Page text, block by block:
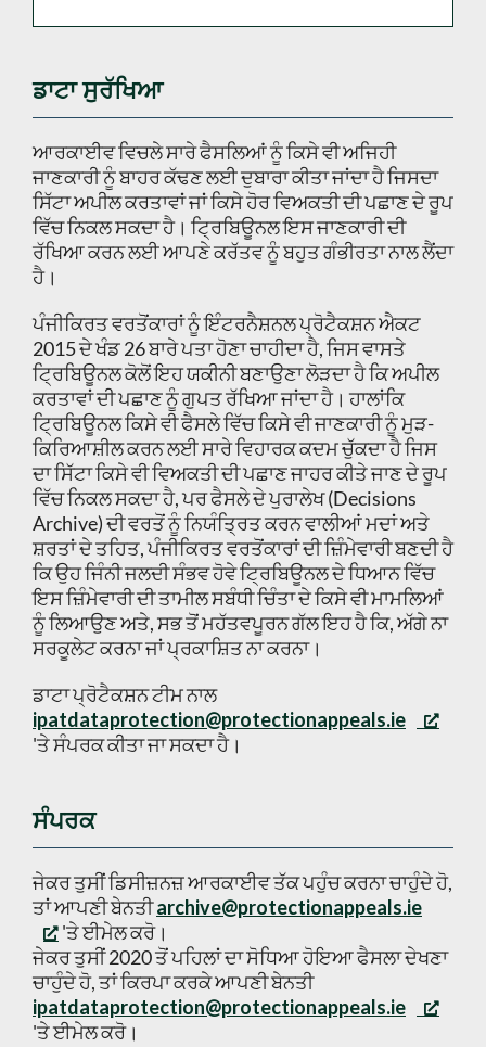
ਡਾਟਾ ਸੁਰੱਖਿਆ
ਆਰਕਾਈਵ ਵਿਚਲੇ ਸਾਰੇ ਫੈਸਲਿਆਂ ਨੂੰ ਕਿਸੇ ਵੀ ਅਜਿਹੀ
ਜਾਣਕਾਰੀ ਨੂੰ ਬਾਹਰ ਕੱਢਣ ਲਈ ਦੁਬਾਰਾ ਕੀਤਾ ਜਾਂਦਾ ਹੈ ਜਿਸਦਾ
ਸਿੱਟਾ ਅਪੀਲ ਕਰਤਾਵਾਂ ਜਾਂ ਕਿਸੇ ਹੋਰ ਵਿਅਕਤੀ ਦੀ ਪਛਾਣ ਦੇ ਰੂਪ
ਵਿੱਚ ਨਿਕਲ ਸਕਦਾ ਹੈ। ਟ੍ਰਿਬਿਊਨਲ ਇਸ ਜਾਣਕਾਰੀ ਦੀ
ਰੱਖਿਆ ਕਰਨ ਲਈ ਆਪਣੇ ਕਰੱਤਵ ਨੂੰ ਬਹੁਤ ਗੰਭੀਰਤਾ ਨਾਲ ਲੈਂਦਾ
ਹੈ।
ਪੰਜੀਕਿਰਤ ਵਰਤੋਂਕਾਰਾਂ ਨੂੰ ਇੰਟਰਨੈਸ਼ਨਲ ਪ੍ਰੋਟੈਕਸ਼ਨ ਐਕਟ
2015 ਦੇ ਖੰਡ 26 ਬਾਰੇ ਪਤਾ ਹੋਣਾ ਚਾਹੀਦਾ ਹੈ, ਜਿਸ ਵਾਸਤੇ
ਟ੍ਰਿਬਿਊਨਲ ਕੋਲੋਂ ਇਹ ਯਕੀਨੀ ਬਣਾਉਣਾ ਲੋੜਦਾ ਹੈ ਕਿ ਅਪੀਲ
ਕਰਤਾਵਾਂ ਦੀ ਪਛਾਣ ਨੂੰ ਗੁਪਤ ਰੱਖਿਆ ਜਾਂਦਾ ਹੈ। ਹਾਲਾਂਕਿ
ਟ੍ਰਿਬਿਊਨਲ ਕਿਸੇ ਵੀ ਫੈਸਲੇ ਵਿੱਚ ਕਿਸੇ ਵੀ ਜਾਣਕਾਰੀ ਨੂੰ ਮੁੜ-
ਕਿਰਿਆਸ਼ੀਲ ਕਰਨ ਲਈ ਸਾਰੇ ਵਿਹਾਰਕ ਕਦਮ ਚੁੱਕਦਾ ਹੈ ਜਿਸ
ਦਾ ਸਿੱਟਾ ਕਿਸੇ ਵੀ ਵਿਅਕਤੀ ਦੀ ਪਛਾਣ ਜਾਹਰ ਕੀਤੇ ਜਾਣ ਦੇ ਰੂਪ
ਵਿੱਚ ਨਿਕਲ ਸਕਦਾ ਹੈ, ਪਰ ਫੈਸਲੇ ਦੇ ਪੁਰਾਲੇਖ (Decisions
Archive) ਦੀ ਵਰਤੋਂ ਨੂੰ ਨਿਯੰਤ੍ਰਿਤ ਕਰਨ ਵਾਲੀਆਂ ਮਦਾਂ ਅਤੇ
ਸ਼ਰਤਾਂ ਦੇ ਤਹਿਤ, ਪੰਜੀਕਿਰਤ ਵਰਤੋਂਕਾਰਾਂ ਦੀ ਜ਼ਿੰਮੇਵਾਰੀ ਬਣਦੀ ਹੈ
ਕਿ ਉਹ ਜਿੰਨੀ ਜਲਦੀ ਸੰਭਵ ਹੋਵੇ ਟ੍ਰਿਬਿਊਨਲ ਦੇ ਧਿਆਨ ਵਿੱਚ
ਇਸ ਜ਼ਿੰਮੇਵਾਰੀ ਦੀ ਤਾਮੀਲ ਸਬੰਧੀ ਚਿੰਤਾ ਦੇ ਕਿਸੇ ਵੀ ਮਾਮਲਿਆਂ
ਨੂੰ ਲਿਆਉਣ ਅਤੇ, ਸਭ ਤੋਂ ਮਹੱਤਵਪੂਰਨ ਗੱਲ ਇਹ ਹੈ ਕਿ, ਅੱਗੇ ਨਾ
ਸਰਕੂਲੇਟ ਕਰਨਾ ਜਾਂ ਪ੍ਰਕਾਸ਼ਿਤ ਨਾ ਕਰਨਾ।
ਡਾਟਾ ਪ੍ਰੋਟੈਕਸ਼ਨ ਟੀਮ ਨਾਲ
ipatdataprotection@protectionappeals.ie
'ਤੇ ਸੰਪਰਕ ਕੀਤਾ ਜਾ ਸਕਦਾ ਹੈ।
ਸੰਪਰਕ
ਜੇਕਰ ਤੁਸੀਂ ਡਿਸੀਜ਼ਨਜ਼ ਆਰਕਾਈਵ ਤੱਕ ਪਹੁੰਚ ਕਰਨਾ ਚਾਹੁੰਦੇ ਹੋ,
ਤਾਂ ਆਪਣੀ ਬੇਨਤੀarchive@protectionappeals.ie
'ਤੇ ਈਮੇਲ ਕਰੋ।
ਜੇਕਰ ਤੁਸੀਂ 2020 ਤੋਂ ਪਹਿਲਾਂ ਦਾ ਸੋਧਿਆ ਹੋਇਆ ਫੈਸਲਾ ਦੇਖਣਾ
ਚਾਹੁੰਦੇ ਹੋ, ਤਾਂ ਕਿਰਪਾ ਕਰਕੇ ਆਪਣੀ ਬੇਨਤੀ
ipatdataprotection@protectionappeals.ie
'ਤੇ ਈਮੇਲ ਕਰੋ।